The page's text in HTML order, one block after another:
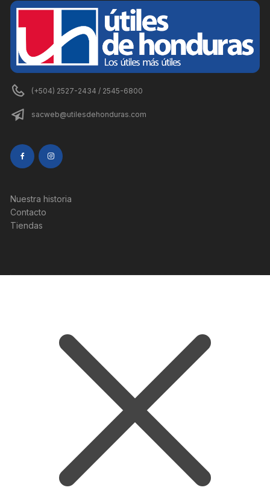
(+504) 2527-2434 / 2545-6800
sacweb@utilesdehonduras.com
Nuestra historia
Contacto
Tiendas